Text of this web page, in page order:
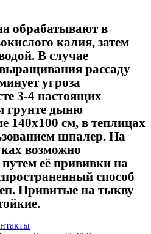
обрабатывают в
калия, затем
В случае
рассаду
угроза
3-4 настоящих
грунте дыню
140х100 см, в теплицах
шпалер. На
возможно
её прививки на
способ
Привитые на тыкву